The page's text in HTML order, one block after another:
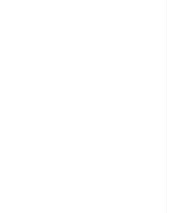
je 5 z 5 hvězdiček.
je 5 z 5 hvězdiček.